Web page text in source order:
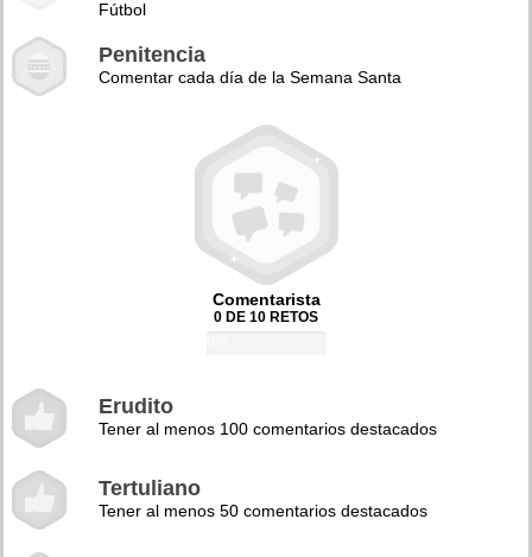
Fútbol
Penitencia
Comentar cada día de la Semana Santa
Comentarista
0 DE 10 RETOS
Erudito
Tener al menos 100 comentarios destacados
Tertuliano
Tener al menos 50 comentarios destacados